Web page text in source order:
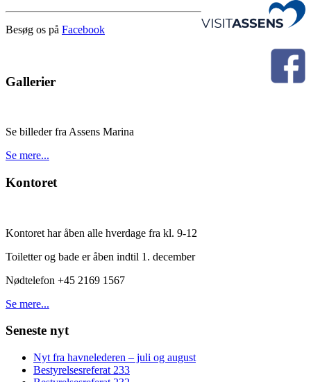
Besøg os på Facebook
Gallerier
Se billeder fra Assens Marina
Se mere...
Kontoret
Kontoret har åben alle hverdage fra kl. 9-12
Toiletter og bade er åben indtil 1. december
Nødtelefon +45 2169 1567
Se mere...
Seneste nyt
Nyt fra havnelederen – juli og august
Bestyrelsesreferat 233